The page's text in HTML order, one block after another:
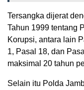
Tersangka dijerat
Tahun 1999 tentang
Korupsi, antara lain
1, Pasal 18, dan
maksimal 20 tahun
Selain itu Polda